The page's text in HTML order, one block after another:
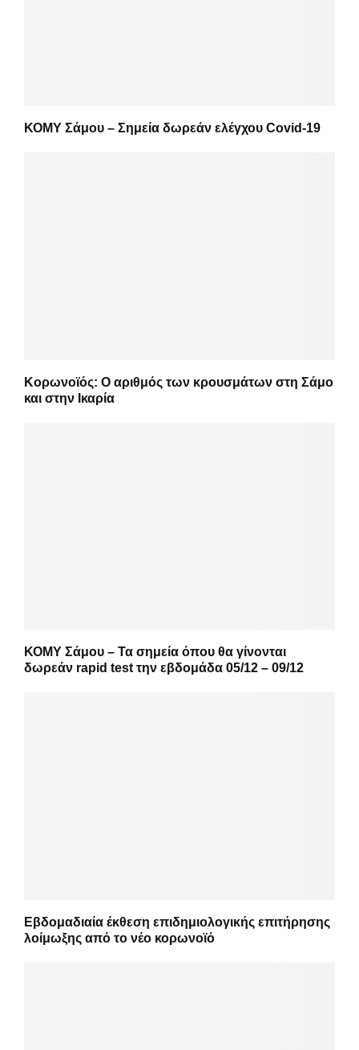
ΚΟΜΥ Σάμου – Σημεία δωρεάν ελέγχου Covid-19
Κορωνοϊός: Ο αριθμός των κρουσμάτων στη Σάμο
και στην Ικαρία
ΚΟΜΥ Σάμου – Τα σημεία όπου θα γίνονται
δωρεάν rapid test την εβδομάδα 05/12 – 09/12
Εβδομαδιαία έκθεση επιδημιολογικής επιτήρησης
λοίμωξης από το νέο κορωνοϊό